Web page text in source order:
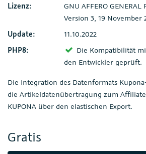
Lizenz:
GNU AFFERO GENERAL
Version 3, 19 November
Update:
11.10.2022
PHP8:
Die Kompatibilität
den Entwickler geprüft.
Die Integration des Datenformats
die Artikeldatenübertragung zum
KUPONA über den elastischen Export.
Gratis